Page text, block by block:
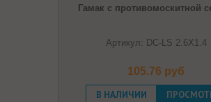
Гамак с противомоскитной
Артикул: DC-LS 2.6Х1.4
105.76 pуб
В НАЛИЧИИ